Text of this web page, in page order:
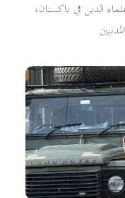
الدين في باكستان،